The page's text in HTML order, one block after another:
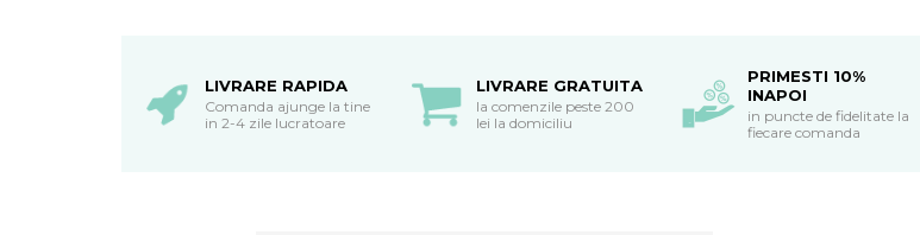
LIVRARE RAPIDA
Comanda ajunge la tine
in 2-4 zile lucratoare
LIVRARE GRATUITA
la comenzile peste 200
lei la domiciliu
PRIMESTI 10%
INAPOI
in puncte de fidelitate la
fiecare comanda